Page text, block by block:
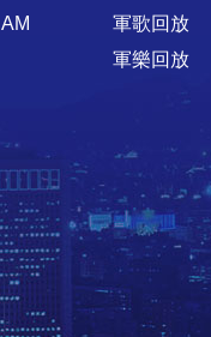
AM
軍歌回放
軍樂回放